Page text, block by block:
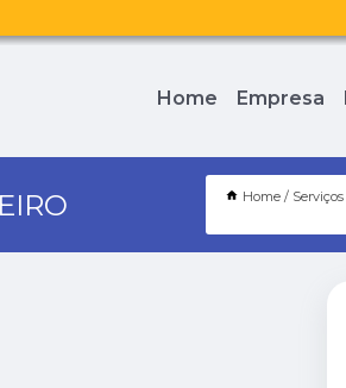
Home Empresa
Home Serviços